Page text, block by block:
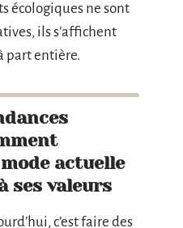
écologiques ne sont
ils s’affichent
part entière.
actuelle
ses valeurs
c’est faire des